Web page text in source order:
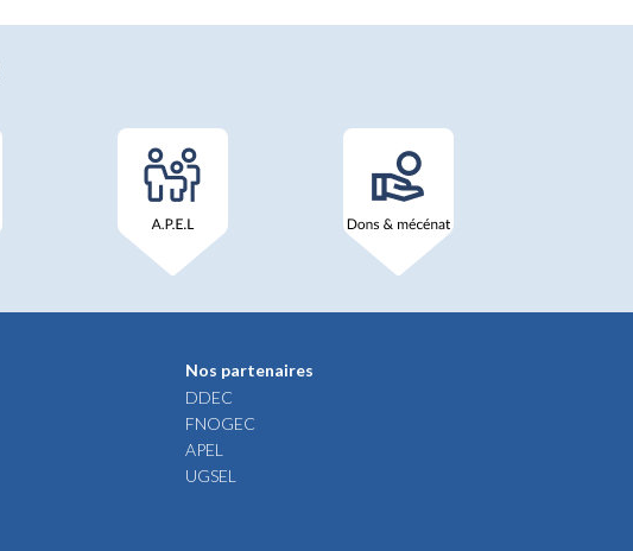
Nos partenaires
DDEC
FNOGEC
APEL
UGSEL